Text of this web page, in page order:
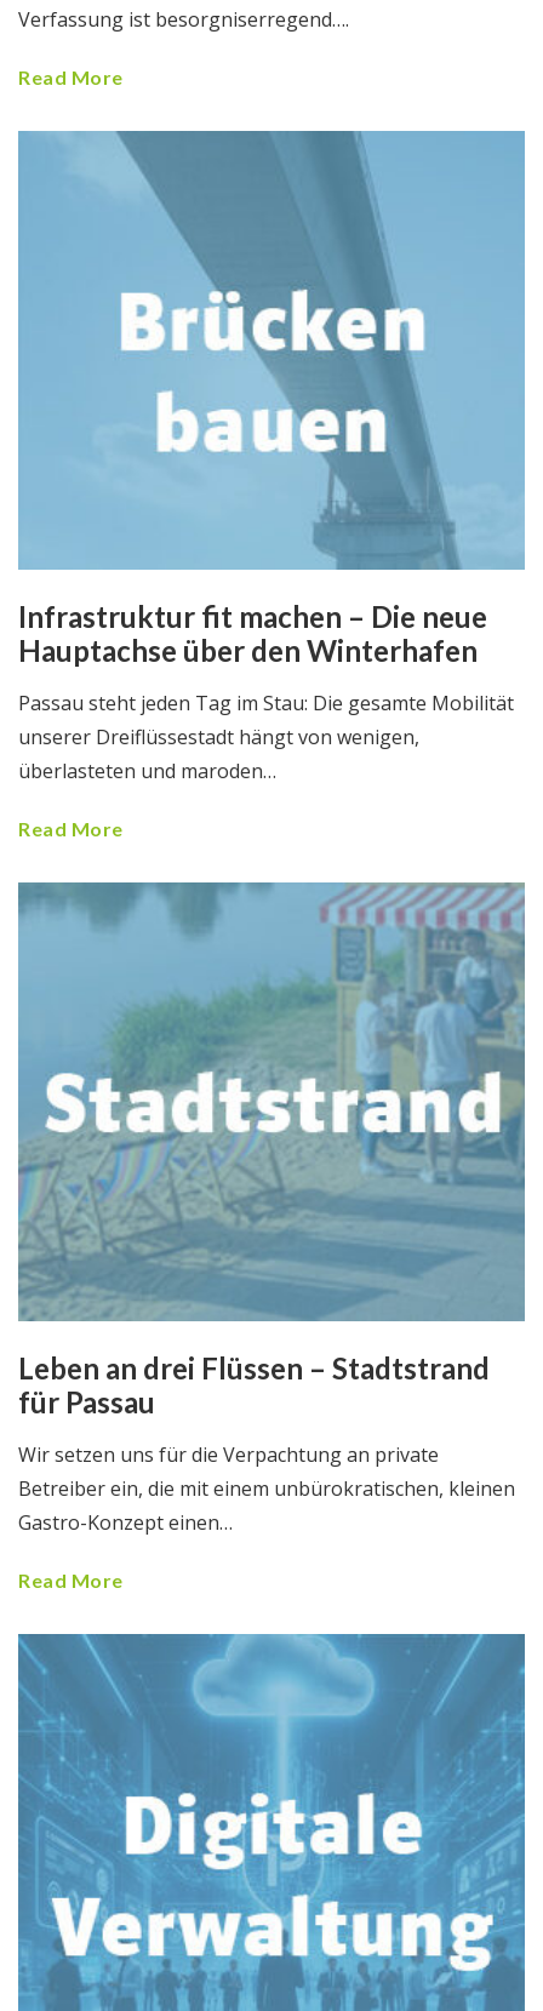
Verfassung ist besorgniserregend….
Read More
Infrastruktur fit machen – Die neue
Hauptachse über den Winterhafen
Passau steht jeden Tag im Stau: Die gesamte Mobilität
unserer Dreiflüssestadt hängt von wenigen,
überlasteten und maroden…
Read More
Leben an drei Flüssen – Stadtstrand
für Passau
Wir setzen uns für die Verpachtung an private
Betreiber ein, die mit einem unbürokratischen, kleinen
Gastro-Konzept einen…
Read More